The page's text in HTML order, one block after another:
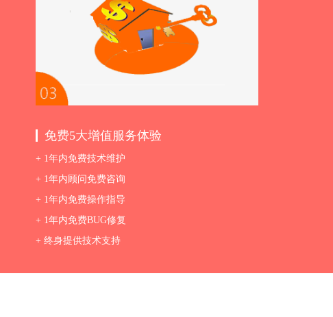
免费5大增值服务体验
+ 1年内免费技术维护
+ 1年内顾问免费咨询
+ 1年内免费操作指导
+ 1年内免费BUG修复
+ 终身提供技术支持